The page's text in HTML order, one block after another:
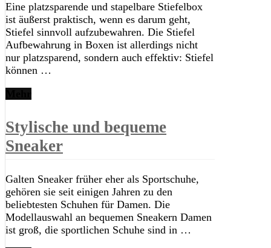
Eine platzsparende und stapelbare Stiefelbox
ist äußerst praktisch, wenn es darum geht,
Stiefel sinnvoll aufzubewahren. Die Stiefel
Aufbewahrung in Boxen ist allerdings nicht
nur platzsparend, sondern auch effektiv: Stiefel
können …
Stylische und bequeme
Sneaker
Galten Sneaker früher eher als Sportschuhe,
gehören sie seit einigen Jahren zu den
beliebtesten Schuhen für Damen. Die
Modellauswahl an bequemen Sneakern Damen
ist groß, die sportlichen Schuhe sind in …